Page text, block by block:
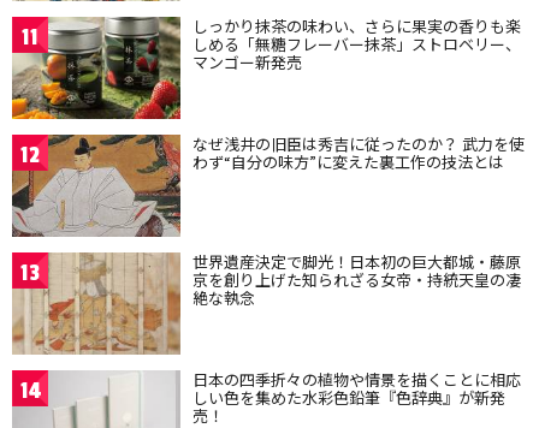
11 しっかり抹茶の味わい、さらに果実の香りも楽
しめる「無糖フレーバー抹茶」ストロベリー、
マンゴー新発売
12 なぜ浅井の旧臣は秀吉に従ったのか？ 武力を使
わず“自分の味方”に変えた裏工作の技法とは
13 世界遺産決定で脚光！日本初の巨大都城・藤原
京を創り上げた知られざる女帝・持統天皇の凄
絶な執念
14 日本の四季折々の植物や情景を描くことに相応
しい色を集めた水彩色鉛筆『色辞典』が新発
売！